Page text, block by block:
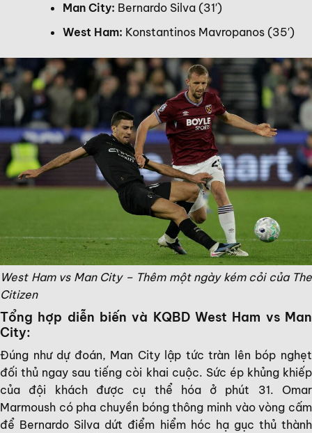
Man City: Bernardo Silva (31′)
West Ham: Konstantinos Mavropanos (35′)
West Ham vs Man City – Thêm một ngày kém cỏi của The
Citizen
Tổng hợp diễn biến và KQBD West Ham vs Man
City:
Đúng như dự đoán, Man City lập tức tràn lên bóp nghẹt
đối thủ ngay sau tiếng còi khai cuộc. Sức ép khủng khiếp
của đội khách được cụ thể hóa ở phút 31. Omar
Marmoush có pha chuyền bóng thông minh vào vòng cấm
để Bernardo Silva dứt điểm hiểm hóc hạ gục thủ thành